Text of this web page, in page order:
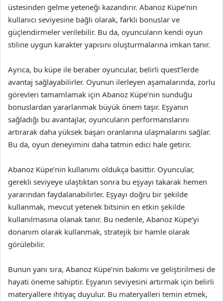
üstesinden gelme yeteneği kazandırır. Abanoz Küpe’nin
kullanıcı seviyesine bağlı olarak, farklı bonuslar ve
güçlendirmeler verilebilir. Bu da, oyuncuların kendi oyun
stiline uygun karakter yapısını oluşturmalarına imkan tanır.
Ayrıca, bu küpe ile beraber oyuncular, belirli quest’lerde
avantaj sağlayabilirler. Oyunun ilerleyen aşamalarında, zorlu
görevleri tamamlamak için Abanoz Küpe’nin sunduğu
bonuslardan yararlanmak büyük önem taşır. Eşyanın
sağladığı bu avantajlar, oyuncuların performanslarını
artırarak daha yüksek başarı oranlarına ulaşmalarını sağlar.
Bu da, oyun deneyimini daha tatmin edici hale getirir.
Abanoz Küpe’nin kullanımı oldukça basittir. Oyuncular,
gerekli seviyeye ulaştıktan sonra bu eşyayı takarak hemen
yararından faydalanabilirler. Eşyayı doğru bir şekilde
kullanmak, mevcut yetenek bitsinin en etkin şekilde
kullanılmasına olanak tanır. Bu nedenle, Abanoz Küpe’yi
donanım olarak kullanmak, stratejik bir hamle olarak
görülebilir.
Bunun yanı sıra, Abanoz Küpe’nin bakımı ve geliştirilmesi de
hayati öneme sahiptir. Eşyanın seviyesini artırmak için belirli
materyallere ihtiyaç duyulur. Bu materyalleri temin etmek,